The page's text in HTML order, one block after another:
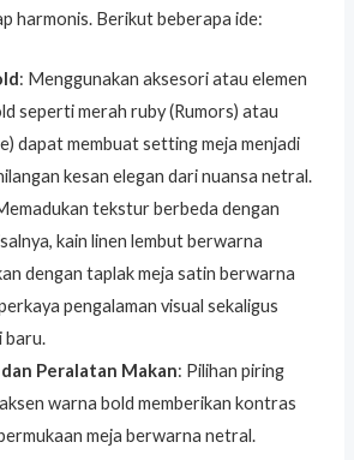
harmonis. Berikut beberapa ide:
: Menggunakan aksesori atau elemen
seperti merah ruby (Rumors) atau
dapat membuat setting meja menjadi
kesan elegan dari nuansa netral.
tekstur berbeda dengan
kain linen lembut berwarna
dengan taplak meja satin berwarna
pengalaman visual sekaligus
baru.
Peralatan Makan: Pilihan piring
warna bold memberikan kontras
meja berwarna netral.